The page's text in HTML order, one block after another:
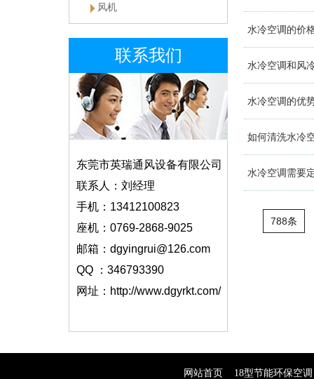
风机
联系我们
东莞市英瑞通风设备有限公司
联系人：刘经理
手机：13412100823
座机：0769-2868-9025
邮箱：dgyingrui@126.com
QQ ：346793390
网址：http://www.dgyrkt.com/
水冷空调的价
水冷空调和风
水冷空调的优
如何清洗水冷
水冷空调需要
788条
网站首页 18型节能环保空调